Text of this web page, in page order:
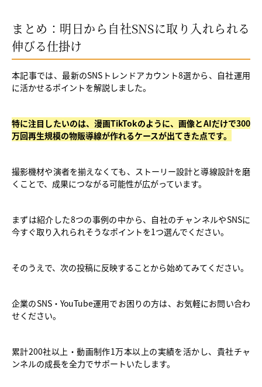
まとめ：明日から自社SNSに取り入れられる
伸びる仕掛け
本記事では、最新のSNSトレンドアカウント8選から、自社運用
に活かせるポイントを解説しました。
特に注目したいのは、漫画TikTokのように、画像とAIだけで300
万回再生規模の物販導線が作れるケースが出てきた点です。
撮影機材や演者を揃えなくても、ストーリー設計と導線設計を磨
くことで、成果につながる可能性が広がっています。
まずは紹介した8つの事例の中から、自社のチャンネルやSNSに
今すぐ取り入れられそうなポイントを1つ選んでください。
そのうえで、次の投稿に反映することから始めてみてください。
企業のSNS・YouTube運用でお困りの方は、お気軽にお問い合わ
せください。
累計200社以上・動画制作1万本以上の実績を活かし、貴社チャ
ンネルの成長を全力でサポートいたします。